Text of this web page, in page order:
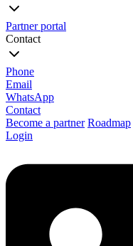
Partner portal
Contact
Phone
Email
WhatsApp
Contact
Become a partner Roadmap
Login